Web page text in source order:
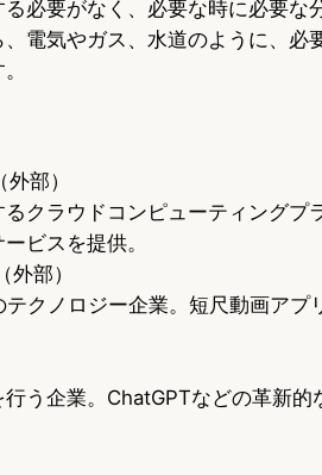
る必要がなく、必要な時に必要な
電気やガス、水道のように、必
（外部）
クラウドコンピューティングプ
ビスを提供。
外部）
クノロジー企業。短尺動画アプ
う企業。ChatGPTなどの革新的